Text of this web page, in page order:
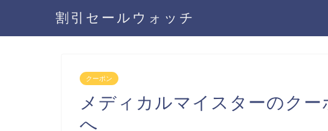
割引セールウォッチ
クーポン
メディカルマイスターのク
へ